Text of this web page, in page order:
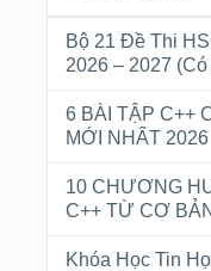
Bộ 21 Đề Thi
2026 – 2027
6 BÀI TẬP C++
MỚI NHẤT 2026
10 CHƯƠNG
C++ TỪ CƠ
Khóa Học Tin